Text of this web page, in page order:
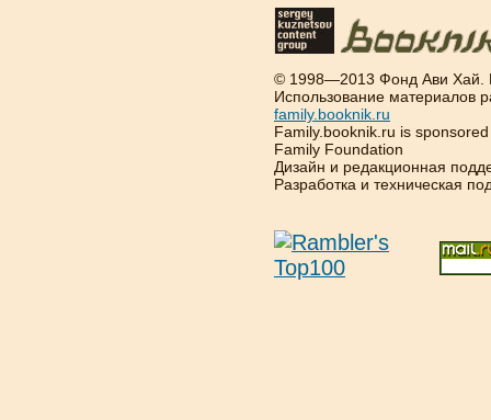
© 1998—2013 Фонд Ави Хай.
Использование материалов
family.booknik.ru
Family.booknik.ru is
Family Foundation
Дизайн и редакционная
Разработка и техническая